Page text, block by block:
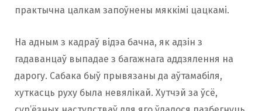
практычна цалкам запоўнены мяккімі цацкамі.
На адным з кадраў відэа бачна, як адзін з
гадаванцаў выпадае з багажнага аддзялення на
дарогу. Сабака быў прывязаны да аўтамабіля,
хуткасць руху была невялікай. Хутчэй за ўсё,